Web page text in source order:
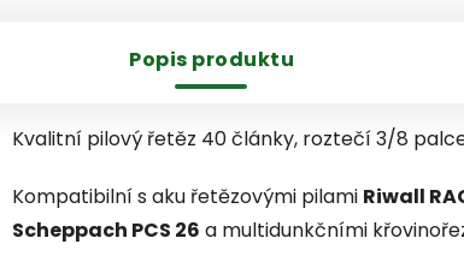
Popis produktu
Kvalitní pilový řetěz 40 články, roztečí 3/8
Kompatibilní s aku řetězovými pilami Riwall
Scheppach PCS 26 a multidunkčními